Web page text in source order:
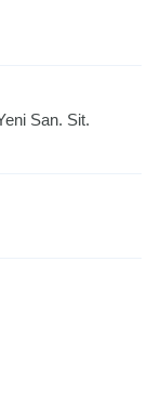
San. Sit.